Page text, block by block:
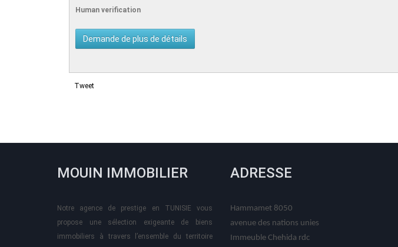
Human verification
Tweet
MOUIN IMMOBILIER
Notre agence de prestige en TUNISIE vous
propose une sélection exigeante de biens
immobiliers à travers l’ensemble du territoire
ADRESSE
Hammamet 8050
avenue des nations unies
Immeuble Chehida rdc